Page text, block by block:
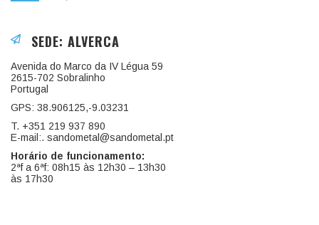
SEDE: ALVERCA
Avenida do Marco da IV Légua 59
2615-702 Sobralinho
Portugal
GPS: 38.906125,-9.03231
T. +351 219 937 890
E-mail:. sandometal@sandometal.pt
Horário de funcionamento:
2ªf a 6ªf: 08h15 às 12h30 – 13h30
às 17h30